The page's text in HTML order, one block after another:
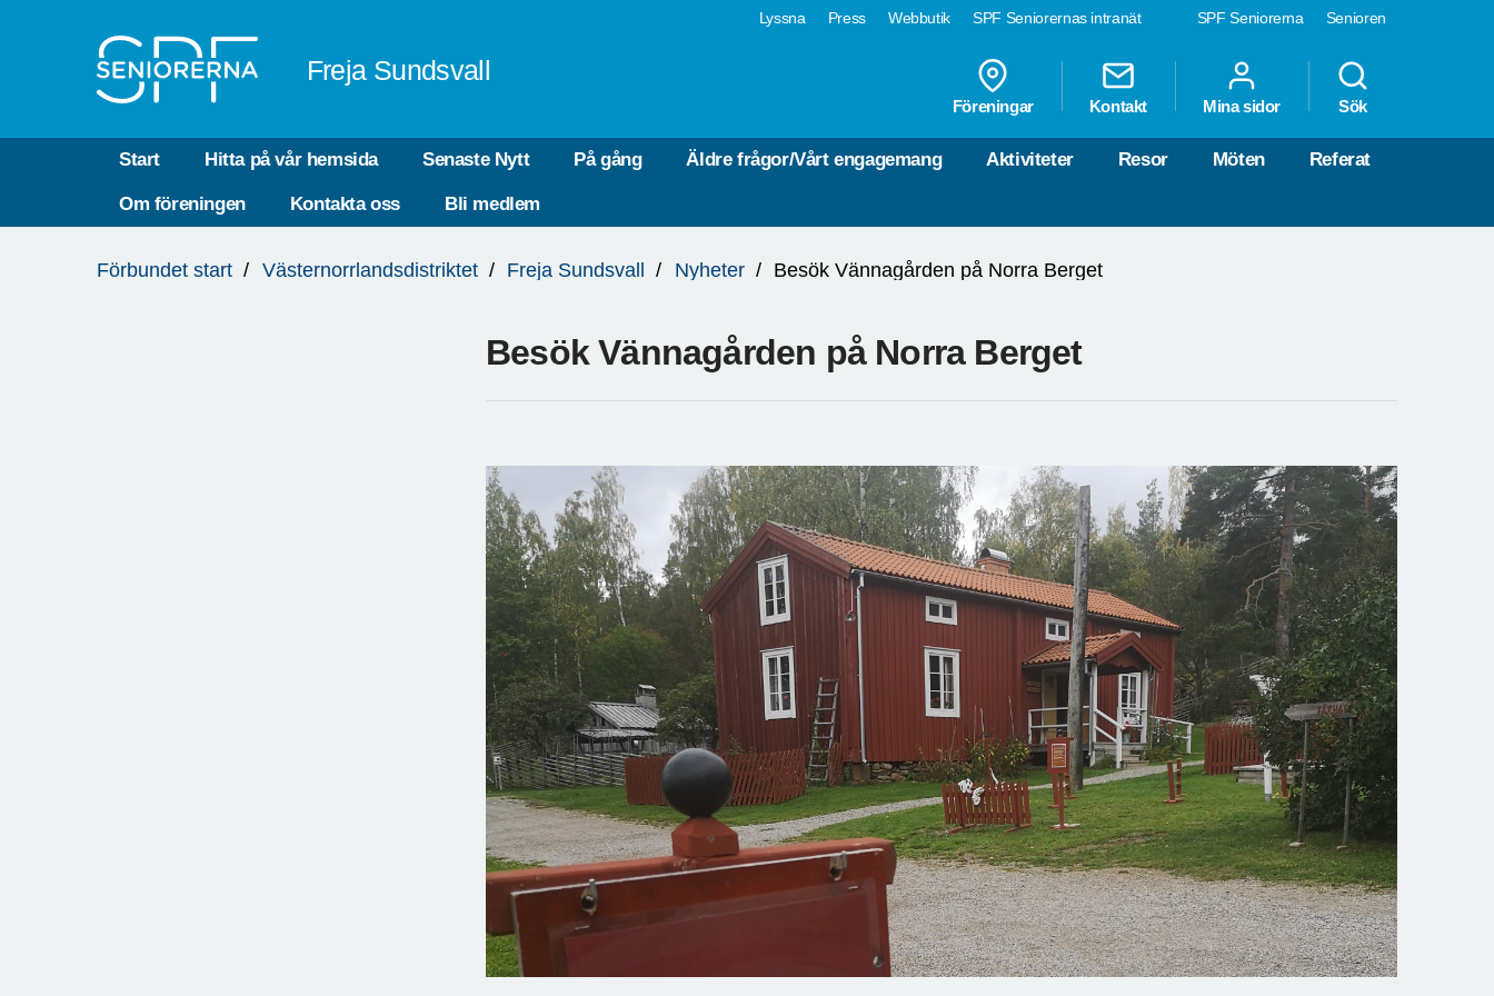
SPF Seniorerna Senioren
Lyssna Press Webbutik SPF Seniorernas intranät
Freja Sundsvall
Föreningar Kontakt Mina sidor Sök
Start Hitta på vår hemsida Senaste Nytt På gång Äldre frågor/Vårt engagemang Aktiviteter Resor Möten Referat
Om föreningen Kontakta oss Bli medlem
är
Förbundet start Västernorrlandsdistriktet Freja Sundsvall Nyheter Besök Vännagården på Norra Berget
Besök Vännagården på Norra Berget